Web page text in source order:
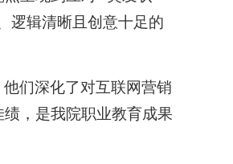
逻辑清晰且创意十足的
们深化了对互联网营销
，是我院职业教育成果